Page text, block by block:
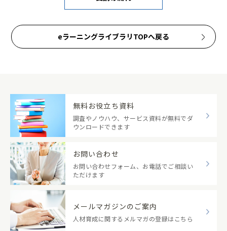
eラーニングライブラリTOPへ戻る
無料お役立ち資料
調査やノウハウ、サービス資料が無料でダ
ウンロードできます
お問い合わせ
お問い合わせフォーム、お電話でご相談い
ただけます
メールマガジンのご案内
人材育成に関するメルマガの登録はこちら